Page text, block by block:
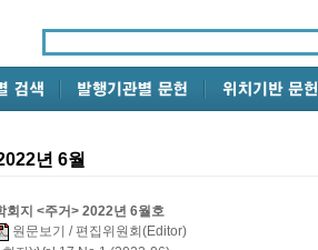
년 6월
회지 <주거> 2022년 6월호
원문보기 / 편집위원회(Editor)